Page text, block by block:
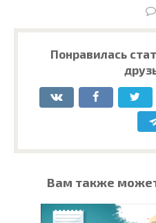
Понравилась
Вам также